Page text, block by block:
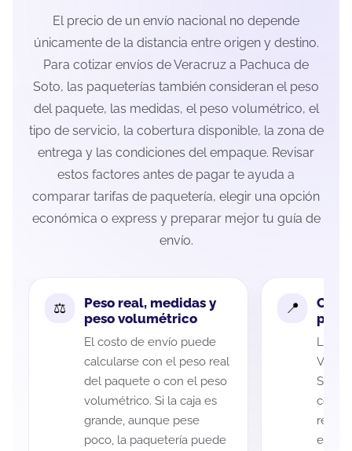
El precio de un envío nacional no depende
únicamente de la distancia entre origen y destino.
Para cotizar envíos de Veracruz a Pachuca de
Soto, las paqueterías también consideran el peso
del paquete, las medidas, el peso volumétrico, el
tipo de servicio, la cobertura disponible, la zona de
entrega y las condiciones del empaque. Revisar
estos factores antes de pagar te ayuda a
comparar tarifas de paquetería, elegir una opción
económica o express y preparar mejor tu guía de
envío.
Peso real, medidas y
peso volumétrico
El costo de envío puede
calcularse con el peso real
del paquete o con el peso
volumétrico. Si la caja es
grande, aunque pese
poco, la paquetería puede
La
Soto